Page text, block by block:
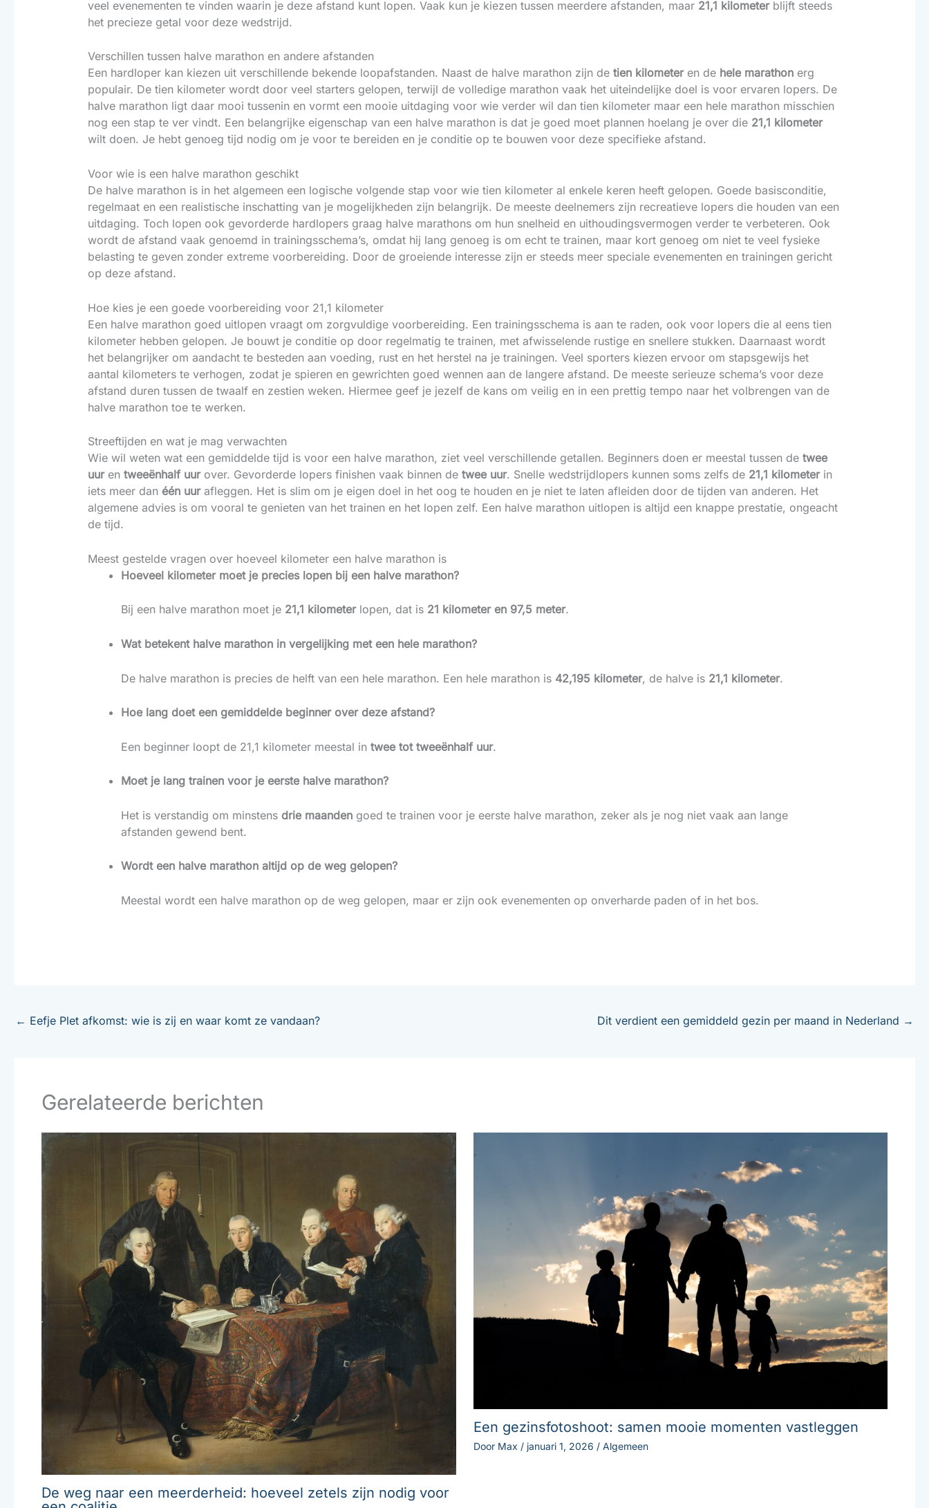
veel evenementen te vinden waarin je deze afstand kunt lopen. Vaak kun je kiezen tussen meerdere afstanden, maar 21,1 kilometerblijft steeds
het precieze getal voor deze wedstrijd.
Verschillen tussen halve marathon en andere afstanden
Een hardloper kan kiezen uit verschillende bekende loopafstanden. Naast de halve marathon zijn de tien kilometeren de hele marathonerg
populair. De tien kilometer wordt door veel starters gelopen, terwijl de volledige marathon vaak het uiteindelijke doel is voor ervaren lopers. De
halve marathon ligt daar mooi tussenin en vormt een mooie uitdaging voor wie verder wil dan tien kilometer maar een hele marathon misschien
nog een stap te ver vindt. Een belangrijke eigenschap van een halve marathon is dat je goed moet plannen hoelang je over die 21,1 kilometer
wilt doen. Je hebt genoeg tijd nodig om je voor te bereiden en je conditie op te bouwen voor deze specifieke afstand.
Voor wie is een halve marathon geschikt
De halve marathon is in het algemeen een logische volgende stap voor wie tien kilometer al enkele keren heeft gelopen. Goede basisconditie,
regelmaat en een realistische inschatting van je mogelijkheden zijn belangrijk. De meeste deelnemers zijn recreatieve lopers die houden van een
uitdaging. Toch lopen ook gevorderde hardlopers graag halve marathons om hun snelheid en uithoudingsvermogen verder te verbeteren. Ook
wordt de afstand vaak genoemd in trainingsschema’s, omdat hij lang genoeg is om echt te trainen, maar kort genoeg om niet te veel fysieke
belasting te geven zonder extreme voorbereiding. Door de groeiende interesse zijn er steeds meer speciale evenementen en trainingen gericht
op deze afstand.
Hoe kies je een goede voorbereiding voor 21,1 kilometer
Een halve marathon goed uitlopen vraagt om zorgvuldige voorbereiding. Een trainingsschema is aan te raden, ook voor lopers die al eens tien
kilometer hebben gelopen. Je bouwt je conditie op door regelmatig te trainen, met afwisselende rustige en snellere stukken. Daarnaast wordt
het belangrijker om aandacht te besteden aan voeding, rust en het herstel na je trainingen. Veel sporters kiezen ervoor om stapsgewijs het
aantal kilometers te verhogen, zodat je spieren en gewrichten goed wennen aan de langere afstand. De meeste serieuze schema’s voor deze
afstand duren tussen de twaalf en zestien weken. Hiermee geef je jezelf de kans om veilig en in een prettig tempo naar het volbrengen van de
halve marathon toe te werken.
Streeftijden en wat je mag verwachten
Wie wil weten wat een gemiddelde tijd is voor een halve marathon, ziet veel verschillende getallen. Beginners doen er meestal tussen de twee
uuren tweeënhalf uurover. Gevorderde lopers finishen vaak binnen de twee uur. Snelle wedstrijdlopers kunnen soms zelfs de 21,1 kilometerin
iets meer dan één uurafleggen. Het is slim om je eigen doel in het oog te houden en je niet te laten afleiden door de tijden van anderen. Het
algemene advies is om vooral te genieten van het trainen en het lopen zelf. Een halve marathon uitlopen is altijd een knappe prestatie, ongeacht
de tijd.
Meest gestelde vragen over hoeveel kilometer een halve marathon is
Hoeveel kilometer moet je precies lopen bij een halve marathon?
Bij een halve marathon moet je 21,1 kilometerlopen, dat is 21 kilometer en 97,5 meter.
Wat betekent halve marathon in vergelijking met een hele marathon?
De halve marathon is precies de helft van een hele marathon. Een hele marathon is 42,195 kilometer, de halve is 21,1 kilometer.
Hoe lang doet een gemiddelde beginner over deze afstand?
Een beginner loopt de 21,1 kilometer meestal in twee tot tweeënhalf uur.
Moet je lang trainen voor je eerste halve marathon?
Het is verstandig om minstens drie maandengoed te trainen voor je eerste halve marathon, zeker als je nog niet vaak aan lange
afstanden gewend bent.
Wordt een halve marathon altijd op de weg gelopen?
Meestal wordt een halve marathon op de weg gelopen, maar er zijn ook evenementen op onverharde paden of in het bos.
← Eefje Plet afkomst: wie is zij en waar komt ze vandaan? Dit verdient een gemiddeld gezin per maand in Nederland →
Gerelateerde berichten
De weg naar een meerderheid: hoeveel zetels zijn nodig voor
Een gezinsfotoshoot: samen mooie momenten vastleggen
Door Max / januari 1, 2026 / Algemeen